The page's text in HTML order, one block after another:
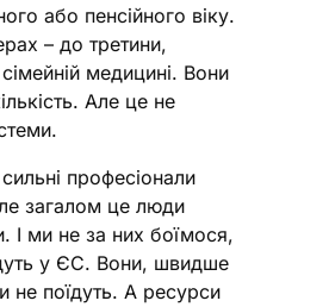
або пенсійного віку.
– до третини,
медицині. Вони
Але це не
професіонали
загалом це люди
І ми не за них боїмося,
у ЄС. Вони, швидше
не поїдуть. А ресурси